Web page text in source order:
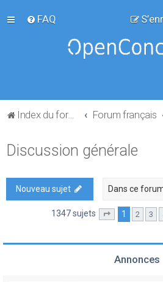
FAQ
Index du forum Forum français
Discussion générale
Nouveau sujet
1347 sujets Page sur54
1 2 3
Annonces